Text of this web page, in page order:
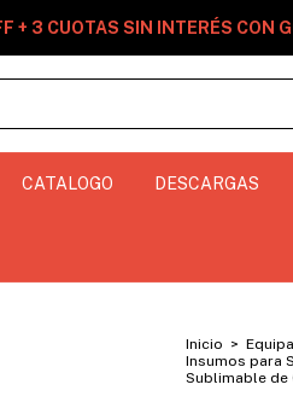
+ 3 CUOTAS SIN INTERÉS CON
CATALOGO DESCARGAS
Inicio >
Insumos para
Sublimable de